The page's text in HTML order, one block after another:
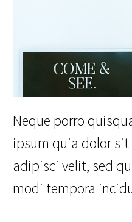
Neque porro
ipsum quia dolor
adipisci velit, sed
modi tempora